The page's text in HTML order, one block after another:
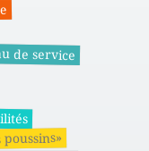
de service